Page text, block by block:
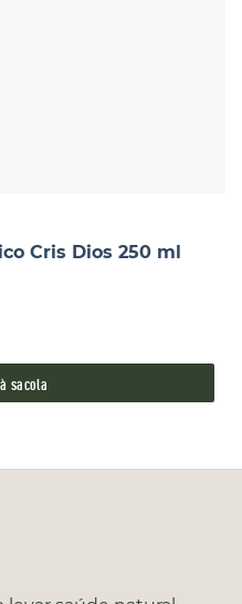
Cris Dios 250 ml
sacola